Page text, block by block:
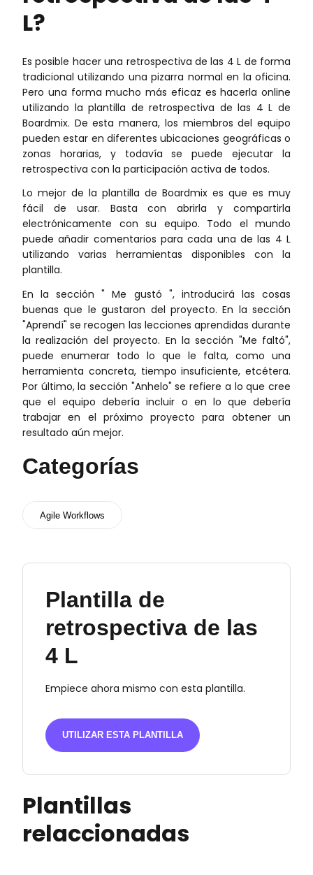
L?
Es posible hacer una retrospectiva de las 4 L de forma
tradicional utilizando una pizarra normal en la oficina.
Pero una forma mucho más eficaz es hacerla online
utilizando la plantilla de retrospectiva de las 4 L de
Boardmix. De esta manera, los miembros del equipo
pueden estar en diferentes ubicaciones geográficas o
zonas horarias, y todavía se puede ejecutar la
retrospectiva con la participación activa de todos.
Lo mejor de la plantilla de Boardmix es que es muy
fácil de usar. Basta con abrirla y compartirla
electrónicamente con su equipo. Todo el mundo
puede añadir comentarios para cada una de las 4 L
utilizando varias herramientas disponibles con la
plantilla.
En la sección " Me gustó ", introducirá las cosas
buenas que le gustaron del proyecto. En la sección
"Aprendí" se recogen las lecciones aprendidas durante
la realización del proyecto. En la sección "Me faltó",
puede enumerar todo lo que le falta, como una
herramienta concreta, tiempo insuficiente, etcétera.
Por último, la sección "Anhelo" se refiere a lo que cree
que el equipo debería incluir o en lo que debería
trabajar en el próximo proyecto para obtener un
resultado aún mejor.
Categorías
Agile Workflows
Plantilla de
retrospectiva de las
4 L
Empiece ahora mismo con esta plantilla.
UTILIZAR ESTA PLANTILLA
Plantillas
relaccionadas